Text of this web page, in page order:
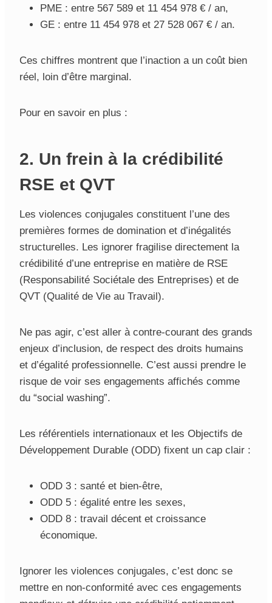
PME : entre 567 589 et 11 454 978 € / an,
GE : entre 11 454 978 et 27 528 067 € / an.
Ces chiffres montrent que l’inaction a un coût bien
réel, loin d’être marginal.
Pour en savoir en plus :
2. Un frein à la crédibilité
RSE et QVT
Les violences conjugales constituent l’une des
premières formes de domination et d’inégalités
structurelles. Les ignorer fragilise directement la
crédibilité d’une entreprise en matière de RSE
(Responsabilité Sociétale des Entreprises) et de
QVT (Qualité de Vie au Travail).
Ne pas agir, c’est aller à contre-courant des grands
enjeux d’inclusion, de respect des droits humains
et d’égalité professionnelle. C’est aussi prendre le
risque de voir ses engagements affichés comme
du “social washing”.
Les référentiels internationaux et les Objectifs de
Développement Durable (ODD) fixent un cap clair :
ODD 3 : santé et bien-être,
ODD 5 : égalité entre les sexes,
ODD 8 : travail décent et croissance
économique.
Ignorer les violences conjugales, c’est donc se
mettre en non-conformité avec ces engagements